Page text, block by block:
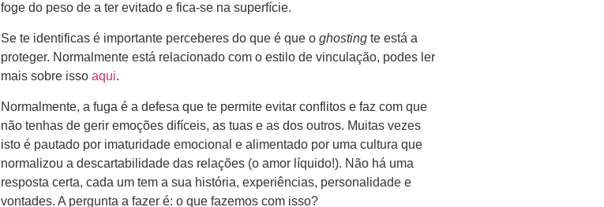
foge do peso de a ter evitado e fica-se na superfície.
Se te identificas é importante perceberes do que é que o ghosting te está a
proteger. Normalmente está relacionado com o estilo de vinculação, podes ler
mais sobre isso aqui.
Normalmente, a fuga é a defesa que te permite evitar conflitos e faz com que
não tenhas de gerir emoções difíceis, as tuas e as dos outros. Muitas vezes
isto é pautado por imaturidade emocional e alimentado por uma cultura que
normalizou a descartabilidade das relações (o amor líquido!). Não há uma
resposta certa, cada um tem a sua história, experiências, personalidade e
vontades. A pergunta a fazer é: o que fazemos com isso?